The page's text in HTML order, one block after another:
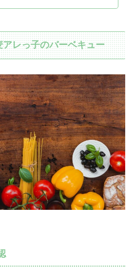
レっ子のバーベキュー